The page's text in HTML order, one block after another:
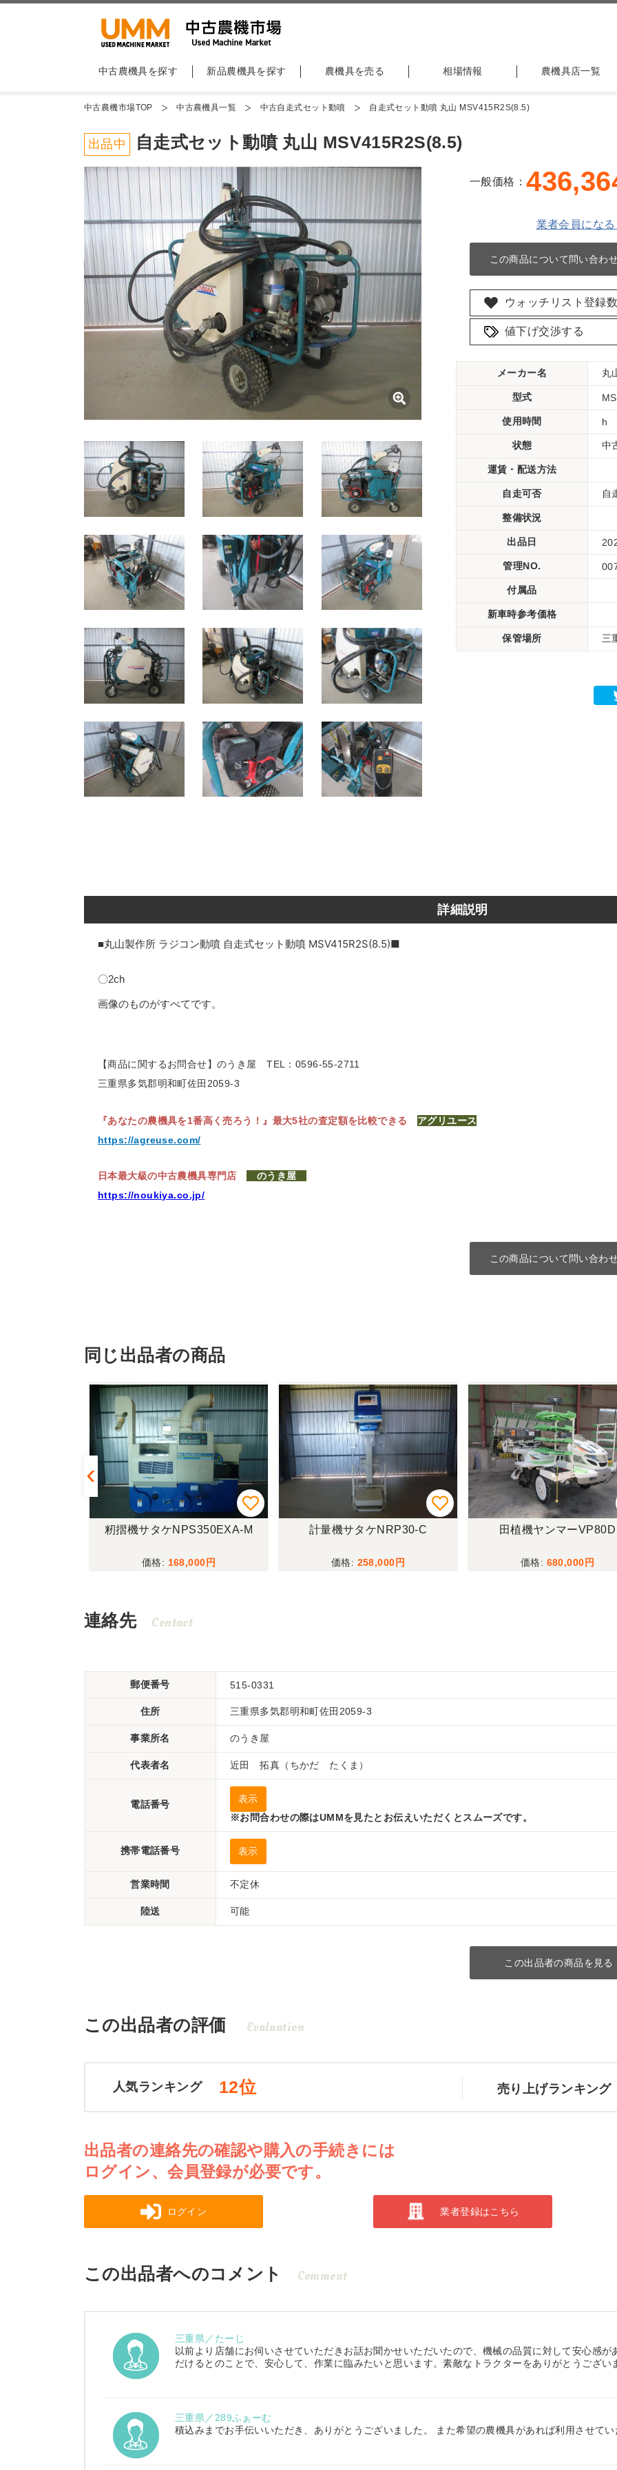
中古農機具を探す 新品農機具を探す 農機具を売る 相場情報 農機具店一覧
中古農機市場TOP 中古農機具一覧 中古自走式セット動噴 自走式セット動噴 丸山 MSV415R2S(8.5)
出品中 自走式セット動噴 丸山 MSV415R2S(8.5)
一般価格：
業者会員にな
この商品について問い合わ
ウォッチリスト登録
値下げ交渉する
メーカー名 丸
型式
使用時間 h
状態 中
運賃・配送方法
自走可否 自
整備状況
出品日
管理NO.
付属品
新車時参考価格
保管場所 三
詳細説明
■丸山製作所 ラジコン動噴 自走式セット動噴 MSV415R2S(8.5)■
〇2ch
画像のものがすべてです。
【商品に関するお問合せ】のうき屋TEL：0596-55-2711
三重県多気郡明和町佐田2059-3
『あなたの農機具を1番高く売ろう！』 最大5社の査定額を比較できる アグリユース
https://agreuse.com/
日本最大級の中古農機具専門店
のうき屋
https://noukiya.co.jp/
この商品について問い合わ
同じ出品者の商品
籾摺機サタケNPS350EXA-M
168,000
計量機サタケNRP30-C
258,000
田植機ヤンマーVP80D
680,000
連絡先 Contact
郵便番号 515-0331
住所 三重県多気郡明和町佐田2059-3
事業所名 のうき屋
代表者名 近田 拓真（ちかだ たくま）
電話番号
表示
※お問合わせの際はUMMを見たとお伝えいただくとスムーズです。
携帯電話番号 表示
営業時間 不定休
陸送 可能
この出品者の商品を見る
この出品者の評価 Evaluation
人気ランキング 12位 売り上げランキング
出品者の連絡先の確認や購入の手続きには
ログイン、会員登録が必要です。
ログイン 業者登録はこちら
この出品者へのコメント Comment
三重県／たーじ
以前より店舗にお伺いさせていただきお話お聞かせいただいたので、機械の品質に対して安心感
だけるとのことで、安心して、作業に臨みたいと思います。素敵なトラクターをありがとうござい
三重県／289ふぁーむ
積込みまでお手伝いいただき、ありがとうございました。 また希望の農機具があれば利用させて